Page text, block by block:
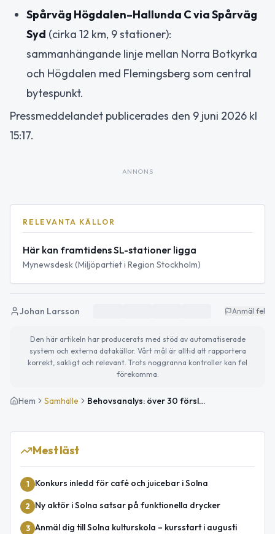
Spårväg Högdalen–Hallunda C via Spårväg
Syd (cirka 12 km, 9 stationer):
sammanhängande linje mellan Norra Botkyrka
och Högdalen med Flemingsberg som central
bytespunkt.
Pressmeddelandet publicerades den 9 juni 2026 kl
15:17.
ANNONS
RELEVANTA KÄLLOR
Här kan framtidens SL-stationer ligga
Mynewsdesk (Miljöpartiet i Region Stockholm)
Johan Larsson Anmäl fel
Den här artikeln har producerats med stöd av automatiserade
system och externa datakällor. Vårt mål är alltid att rapportera
korrekt, sakligt och relevant. Trots noggranna kontroller kan fel
förekomma.
Hem Samhälle Behovsanalys: över 30 förslag på nya SL-linjer – tvärförbindelse Solna–Ropsten bland alternativen
Mest läst
1 Konkurs inledd för café och juicebar i Solna
2 Ny aktör i Solna satsar på funktionella drycker
3 Anmäl dig till Solna kulturskola – kursstart i augusti